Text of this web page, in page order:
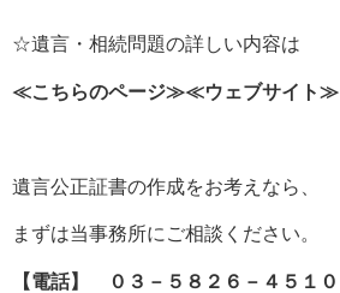
☆遺言・相続問題の詳しい内容は
≪こちらのページ≫≪ウェブサイト≫
遺言公正証書の作成をお考えなら、
まずは当事務所にご相談ください。
【電話】 ０３－５８２６－４５１０